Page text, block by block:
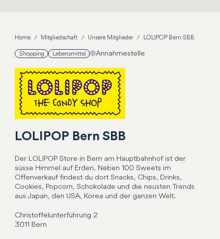
Home Mitgliedschaft Unsere Mitglieder
LOLIPOP Bern SBB
Shopping
Lebensmittel Annahmestelle
LOLIPOP Bern SBB
Der LOLIPOP Store in Bern am Hauptbahnhof ist der
süsse Himmel auf Erden. Neben 100 Sweets im
Offenverkauf findest du dort Snacks, Chips, Drinks,
Cookies, Popcorn, Schokolade und die neusten Trends
aus Japan, den USA, Korea und der ganzen Welt.
Christoffelunterführung 2
3011 Bern